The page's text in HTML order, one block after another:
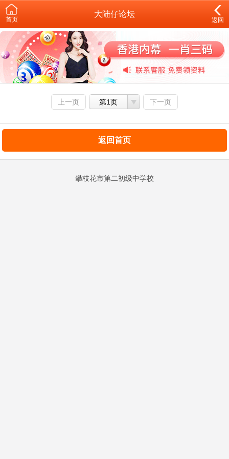
首页
大陆仔论坛
返回
上一页 第1页 下一页
返回首页
攀枝花市第二初级中学校